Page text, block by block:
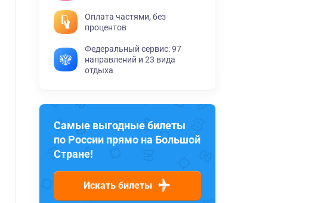
Оплата частями, без
процентов
Федеральный сервис: 97
направлений и 23 вида
отдыха
Самые выгодные билеты
по России прямо на Большой
Стране!
Искать билеты